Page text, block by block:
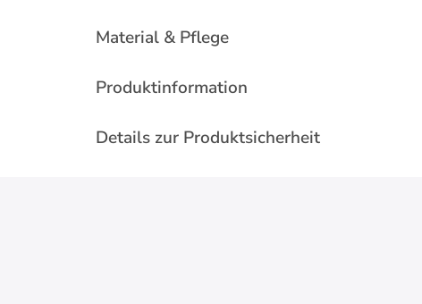
Material & Pflege
Produktinformation
Details zur Produktsicherheit